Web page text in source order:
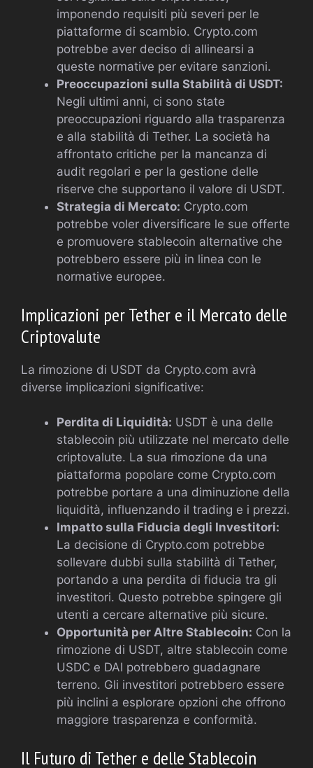
imponendo requisiti più severi per le
piattaforme di scambio. Crypto.com
potrebbe aver deciso di allinearsi a
queste normative per evitare sanzioni.
Preoccupazioni sulla Stabilità di USDT:
Negli ultimi anni, ci sono state
preoccupazioni riguardo alla trasparenza
e alla stabilità di Tether. La società ha
affrontato critiche per la mancanza di
audit regolari e per la gestione delle
riserve che supportano il valore di USDT.
Strategia di Mercato: Crypto.com
potrebbe voler diversificare le sue offerte
e promuovere stablecoin alternative che
potrebbero essere più in linea con le
normative europee.
Implicazioni per Tether e il Mercato delle
Criptovalute
La rimozione di USDT da Crypto.com avrà
diverse implicazioni significative:
Perdita di Liquidità: USDT è una delle
stablecoin più utilizzate nel mercato delle
criptovalute. La sua rimozione da una
piattaforma popolare come Crypto.com
potrebbe portare a una diminuzione della
liquidità, influenzando il trading e i prezzi.
Impatto sulla Fiducia degli Investitori:
La decisione di Crypto.com potrebbe
sollevare dubbi sulla stabilità di Tether,
portando a una perdita di fiducia tra gli
investitori. Questo potrebbe spingere gli
utenti a cercare alternative più sicure.
Opportunità per Altre Stablecoin: Con la
rimozione di USDT, altre stablecoin come
USDC e DAI potrebbero guadagnare
terreno. Gli investitori potrebbero essere
più inclini a esplorare opzioni che offrono
maggiore trasparenza e conformità.
Il Futuro di Tether e delle Stablecoin